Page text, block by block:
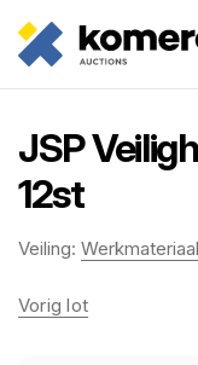
JSP
12st
Veiling:
Vorig lot